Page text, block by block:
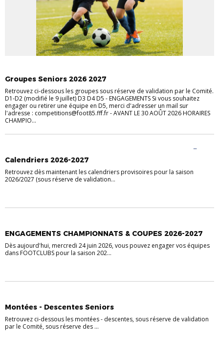
Groupes Seniors 2026 2027
Retrouvez ci-dessous les groupes sous réserve de validation par le Comité.
D1-D2 (modifié le 9 juillet) D3 D4 D5 - ENGAGEMENTS Si vous souhaitez
engager ou retirer une équipe en D5, merci d'adresser un mail sur
l'adresse : competitions@foot85.fff.fr - AVANT LE 30 AOÛT 2026 HORAIRES
CHAMPIO...
PLATEAUX FAF
U8 - U9 MIXTE
Calendriers 2026-2027
Retrouvez dès maintenant les calendriers provisoires pour la saison
2026/2027 (sous réserve de validation...
ENGAGEMENTS CHAMPIONNATS & COUPES 2026-2027
Dès aujourd'hui, mercredi 24 juin 2026, vous pouvez engager vos équipes
dans FOOTCLUBS pour la saison 202...
Montées - Descentes Seniors
Retrouvez ci-dessous les montées - descentes, sous réserve de validation
par le Comité, sous réserve des ...